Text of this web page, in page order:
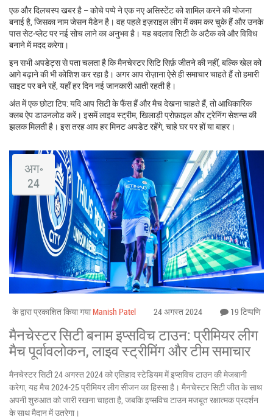
एक और दिलचस्प खबर है – कोचे पप्पे ने एक नए असिस्टेंट को शामिल करने की योजना
बनाई है, जिसका नाम जेसन मैडेन है। वह पहले इज़राइल लीग में काम कर चुके हैं और उनके
पास सेट‑प्लेट पर नई सोच लाने का अनुभव है। यह बदलाव सिटी के अटैक को और विविध
बनाने में मदद करेगा।
इन सभी अपडेट्स से पता चलता है कि मैनचेस्टर सिटि सिर्फ़ जीतने की नहीं, बल्कि खेल को
आगे बढ़ाने की भी कोशिश कर रहा है। अगर आप रोज़ाना ऐसे ही समाचार चाहते हैं तो हमारी
साइट पर बने रहें, यहाँ हर दिन नई जानकारी आती रहती है।
अंत में एक छोटा टिप: यदि आप सिटी के फैंस हैं और मैच देखना चाहते हैं, तो आधिकारिक
क्लब ऐप डाउनलोड करें। इसमें लाइव स्ट्रीम, खिलाड़ी प्रोफ़ाइल और ट्रेनिंग सेशन्स की
झलक मिलती है। इस तरह आप हर मिनट अपडेट रहेंगे, चाहे घर पर हों या बाहर।
अग॰
24
के द्वारा प्रकाशित किया गया Manish Patel 24 अगस्त 2024 19 टिप्पणि
मैनचेस्टर सिटी बनाम इप्सविच टाउन: प्रीमियर लीग
मैच पूर्वावलोकन, लाइव स्ट्रीमिंग और टीम समाचार
मैनचेस्टर सिटी 24 अगस्त 2024 को एतिहाद स्टेडियम में इप्सविच टाउन की मेजबानी
करेगा, यह मैच 2024-25 प्रीमियर लीग सीजन का हिस्सा है। मैनचेस्टर सिटी जीत के साथ
अपनी शुरुआत को जारी रखना चाहता है, जबकि इप्सविच टाउन मजबूत रक्षात्मक प्रदर्शन
के साथ मैदान में उतरेगा।